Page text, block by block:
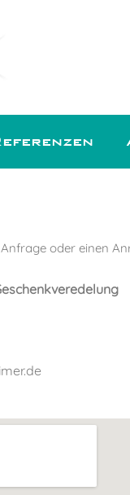
oder einen